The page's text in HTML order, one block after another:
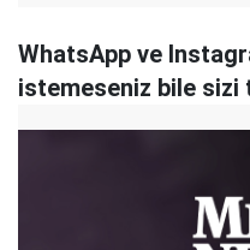
WhatsApp ve
istemeseniz bile sizi